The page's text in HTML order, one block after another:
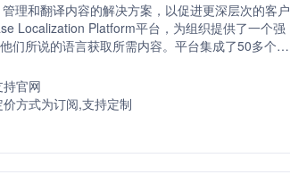
理和翻译内容的解决方案，以促进更深层次的客户
Localization Platform平台，为组织提供了一个强
们所说的语言获取所需内容。平台集成了50多个系
制的AI服务，帮助企业实现数据驱动的本地化决
持官网
价方式为订阅,支持定制